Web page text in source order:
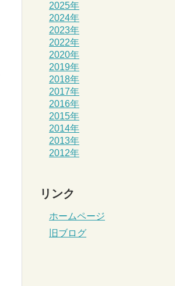
2025年
2024年
2023年
2022年
2020年
2019年
2018年
2017年
2016年
2015年
2014年
2013年
2012年
リンク
ホームページ
旧ブログ